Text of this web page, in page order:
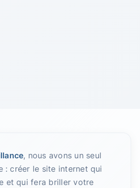
, nous avons un seul
: créer le site internet qui
et qui fera briller votre